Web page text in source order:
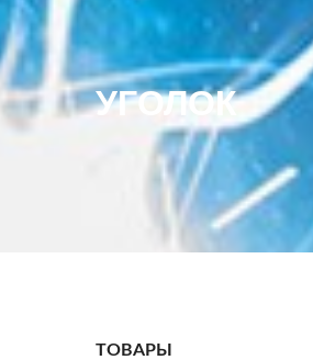
УГОЛОК
ТОВАРЫ